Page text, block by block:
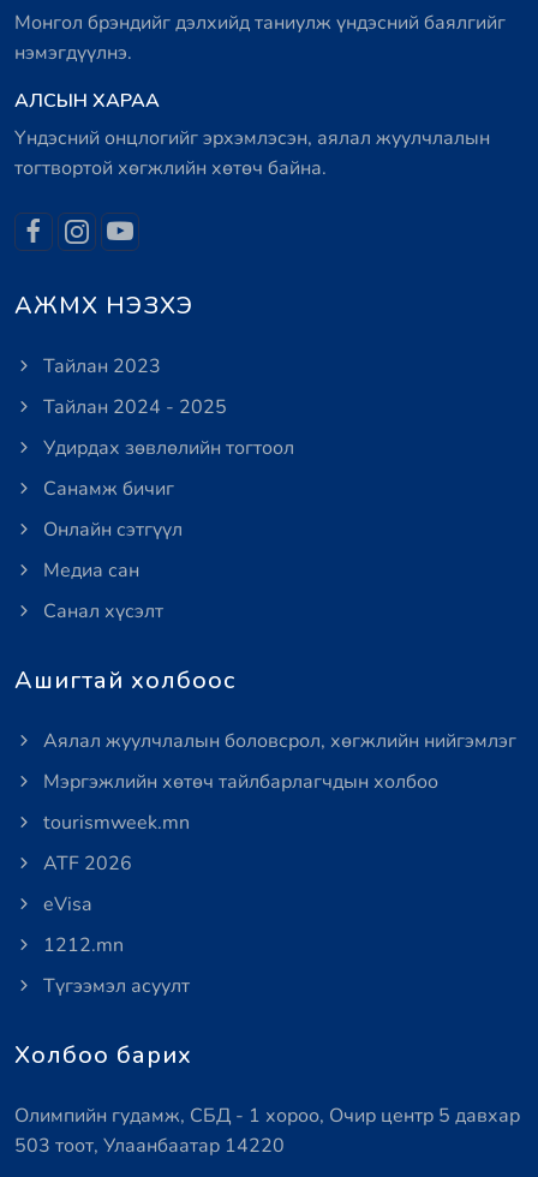
Монгол брэндийг дэлхийд таниулж үндэсний баялгийг
нэмэгдүүлнэ.
АЛСЫН ХАРАА
Үндэсний онцлогийг эрхэмлэсэн, аялал жуулчлалын
тогтвортой хөгжлийн хөтөч байна.
АЖМХ НЭЗХЭ
Тайлан 2023
Тайлан 2024 - 2025
Удирдах зөвлөлийн тогтоол
Санамж бичиг
Онлайн сэтгүүл
Медиа сан
Санал хүсэлт
Ашигтай холбоос
Аялал жуулчлалын боловсрол, хөгжлийн нийгэмлэг
Мэргэжлийн хөтөч тайлбарлагчдын холбоо
tourismweek.mn
ATF 2026
eVisa
1212.mn
Түгээмэл асуулт
Холбоо барих
Олимпийн гудамж, СБД - 1 хороо, Очир центр 5 давхар
503 тоот, Улаанбаатар 14220